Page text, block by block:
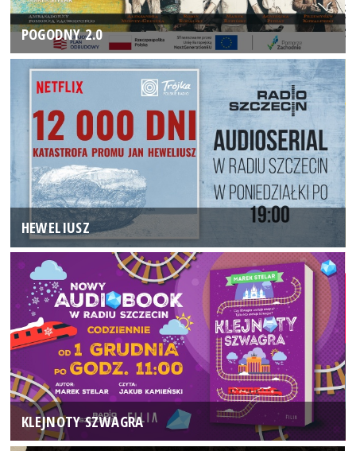
POGODNY 2.0
HEWELIUSZ
KLEJNOTY SZWAGRA